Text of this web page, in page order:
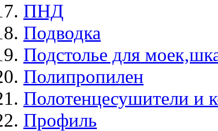
ПНД
Подводка
Подстолье для
Полипропилен
Полотенцесушители и
Профиль